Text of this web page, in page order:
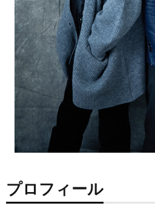
プロフィール